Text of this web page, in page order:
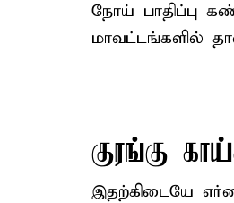
நோய் பாதிப்பு
மாவட்டங்களில்
குரங்கு
இதற்கிடையே